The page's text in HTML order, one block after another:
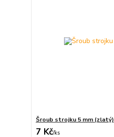
Šroub strojku 5 mm (zlatý)
7 Kč/ks